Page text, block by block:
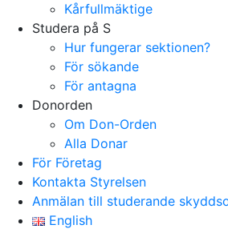
Kårfullmäktige
Studera på S
Hur fungerar sektionen?
För sökande
För antagna
Donorden
Om Don-Orden
Alla Donar
För Företag
Kontakta Styrelsen
Anmälan till studerande
English